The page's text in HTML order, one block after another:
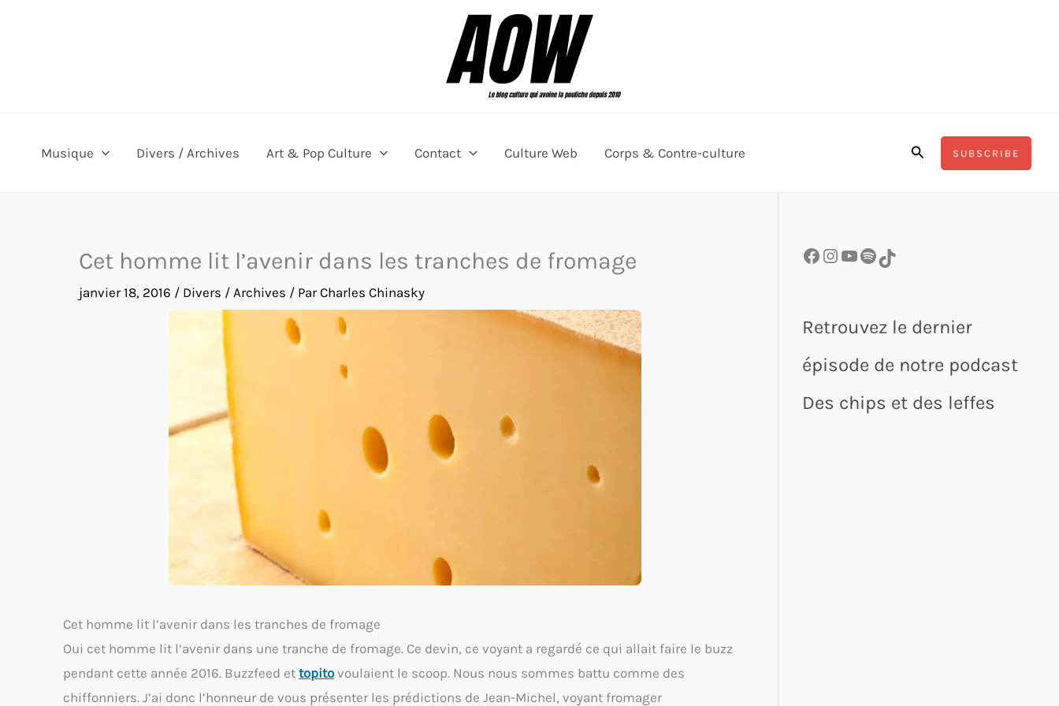
Musique Divers / Archives Art & Pop Culture Contact Culture Web Corps & Contre-culture RechercherSUBSCRIBE
Cet homme lit l’avenir dans les tranches de fromage
janvier 18, 2016 / Divers / Archives / ParCharles Chinasky
Cet homme lit l’avenir dans les tranches de fromage
Oui cet homme lit l’avenir dans une tranche de fromage. Ce devin, ce voyant a regardé ce qui allait faire le buzz
pendant cette année 2016. Buzzfeed et topitovoulaient le scoop. Nous nous sommes battu comme des
chiffonniers. J’ai donc l’honneur de vous présenter les prédictions de Jean-Michel, voyant fromager
Facebook InstagramYouTube Spotify TikTok
Retrouvez le dernier
épisode de notre podcast
Des chips et des leffes